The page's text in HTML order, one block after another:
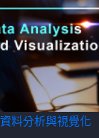
資料分析與視覺化